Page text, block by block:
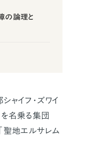
の論理と
ャイフ・ズワイ
を名乗る集団
聖地エルサレム